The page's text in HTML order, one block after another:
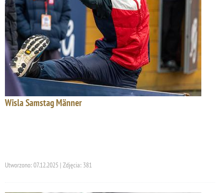
Wisla Samstag Männer
Utworzono: 07.12.2025 | Zdjęcia: 381